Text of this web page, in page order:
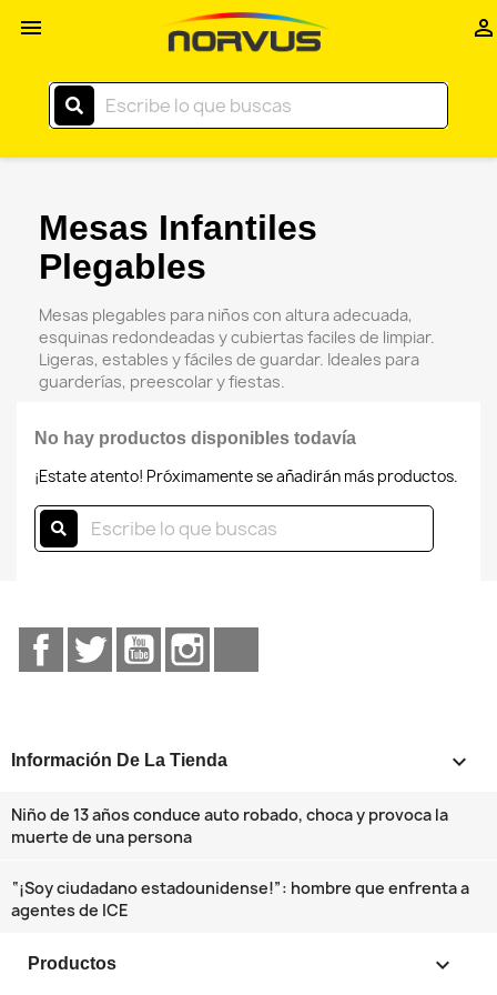
 
Comercial
Mesas Infantiles
Plegables
Mesas plegables para niños con altura adecuada,
esquinas redondeadas y cubiertas faciles de limpiar.
Ligeras, estables y fáciles de guardar. Ideales para
guarderías, preescolar y fiestas.
No hay productos disponibles todavía
¡Estate atento! Próximamente se añadirán más productos.
FacebookTwitterYouTube
Información De La Tienda keyboard_arrow_down
Niño de 13 años conduce auto robado, choca y provoca la
muerte de una persona
“¡Soy ciudadano estadounidense!”: hombre que enfrenta a
agentes de ICE
Productos 